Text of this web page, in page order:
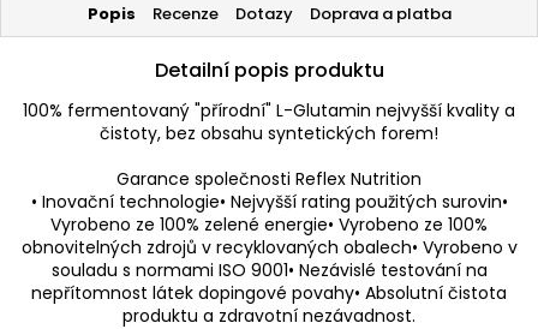
Popis Recenze Dotazy Doprava a platba
Detailní popis produktu
100% fermentovaný "přírodní" L-Glutamin nejvyšší kvality a
čistoty, bez obsahu syntetických forem!
Garance společnosti Reflex Nutrition
• Inovační technologie• Nejvyšší rating použitých surovin•
Vyrobeno ze 100% zelené energie• Vyrobeno ze 100%
obnovitelných zdrojů v recyklovaných obalech• Vyrobeno v
souladu s normami ISO 9001• Nezávislé testování na
nepřítomnost látek dopingové povahy• Absolutní čistota
produktu a zdravotní nezávadnost.